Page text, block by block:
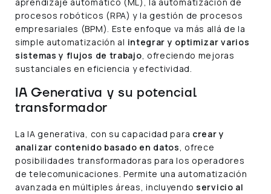
aprendizaje automático (ML), la automatización de
procesos robóticos (RPA) y la gestión de procesos
empresariales (BPM). Este enfoque va más allá de la
simple automatización al integrar y optimizar varios
sistemas y flujos de trabajo, ofreciendo mejoras
sustanciales en eficiencia y efectividad.
IA Generativa y su potencial
transformador
La IA generativa, con su capacidad para crear y
analizar contenido basado en datos, ofrece
posibilidades transformadoras para los operadores
de telecomunicaciones. Permite una automatización
avanzada en múltiples áreas, incluyendo servicio al